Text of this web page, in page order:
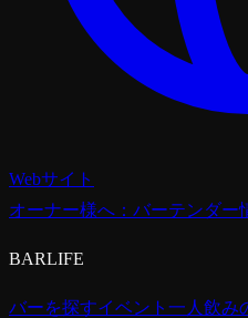
Webサイト
オーナー様へ：バーテンダ
BARLIFE
バーを探すイベント 一人飲み